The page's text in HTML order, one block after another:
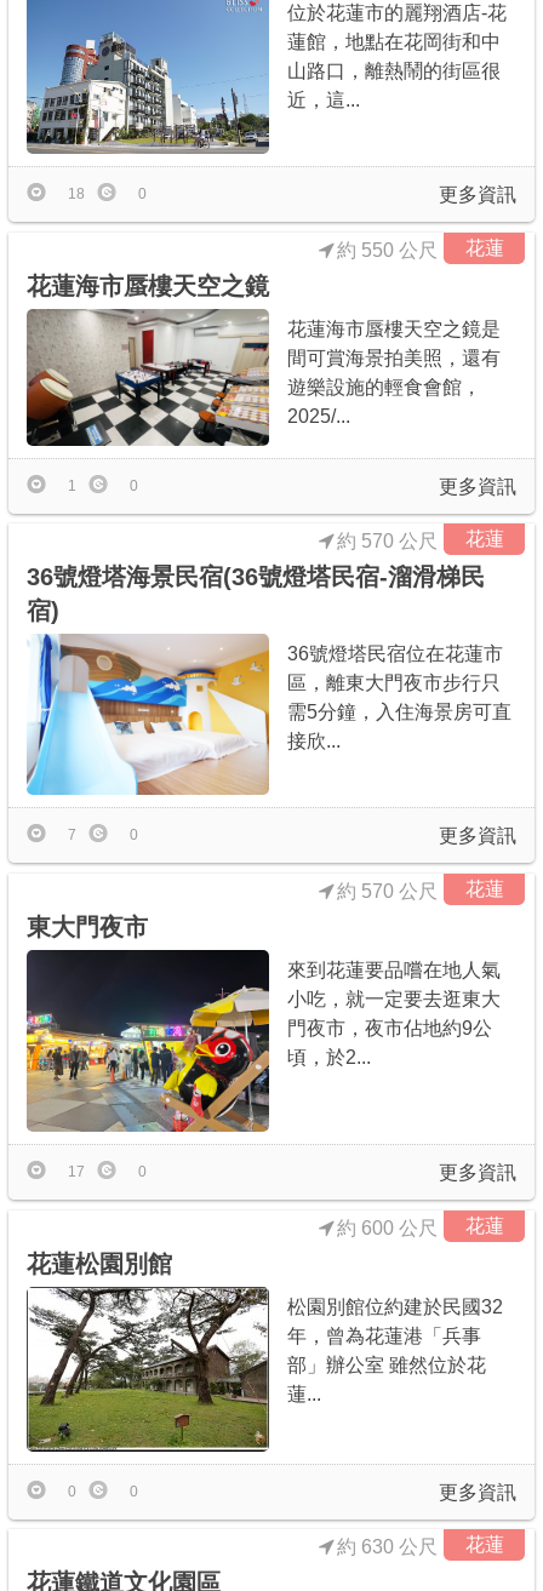
位於花蓮市的麗翔酒店-花
蓮館，地點在花岡街和中
山路口，離熱鬧的街區很
近，這...
更多資訊
18 0
花蓮
花蓮海市蜃樓天空之鏡
約 550 公尺
花蓮海市蜃樓天空之鏡是
間可賞海景拍美照，還有
遊樂設施的輕食會館，
2025/...
更多資訊
1 0
花蓮
36號燈塔海景民宿(36號燈塔民宿-溜滑梯民
宿)
約 570 公尺
36號燈塔民宿位在花蓮市
區，離東大門夜市步行只
需5分鐘，入住海景房可直
接欣...
更多資訊
7 0
花蓮
東大門夜市
約 570 公尺
來到花蓮要品嚐在地人氣
小吃，就一定要去逛東大
門夜市，夜市佔地約9公
頃，於2...
更多資訊
17 0
花蓮
花蓮松園別館
約 600 公尺
松園別館位約建於民國32
年，曾為花蓮港「兵事
部」辦公室 雖然位於花
蓮...
更多資訊
0 0
花蓮
花蓮鐵道文化園區
約 630 公尺